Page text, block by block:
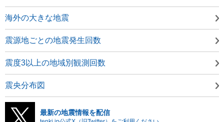
海外の大きな地震
震源地ごとの地震発生回数
震度3以上の地域別観測回数
震央分布図
最新の地震情報を配信